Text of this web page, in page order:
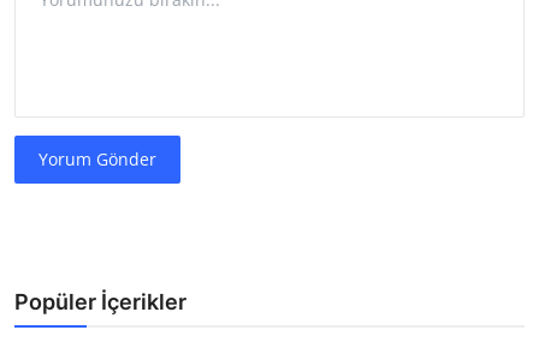
Yorum Gönder
Popüler İçerikler